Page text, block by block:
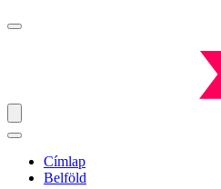
Címlap
Belföld